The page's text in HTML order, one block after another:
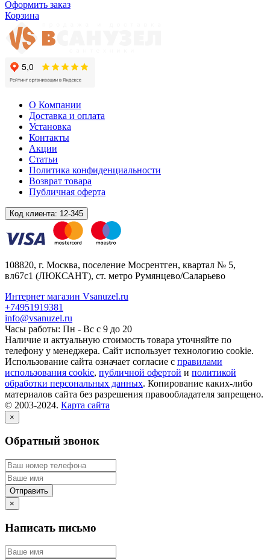
Оформить заказ
Корзина
О Компании
Доставка и оплата
Установка
Контакты
Акции
Статьи
Политика конфиденциальности
Возврат товара
Публичная оферта
Код клиента: 12-345
108820, г. Москва, поселение Мосрентген, квартал № 5,
вл67с1 (ЛЮКСАНТ), ст. метро Румянцево/Саларьево
Интернет магазин Vsanuzel.ru
+74951919381
info@vsanuzel.ru
Часы работы: Пн - Вс с 9 до 20
Наличие и актуальную стоимость товара уточняйте по
телефону у менеджера. Сайт использует технологию cookie.
Использование сайта означает согласие с правилами
использования cookie, публичной офертой и политикой
обработки персональных данных. Копирование каких-либо
материалов сайта без разрешения правообладателя запрещено.
© 2003-2024. Карта сайта
×
Обратный звонок
×
Написать письмо